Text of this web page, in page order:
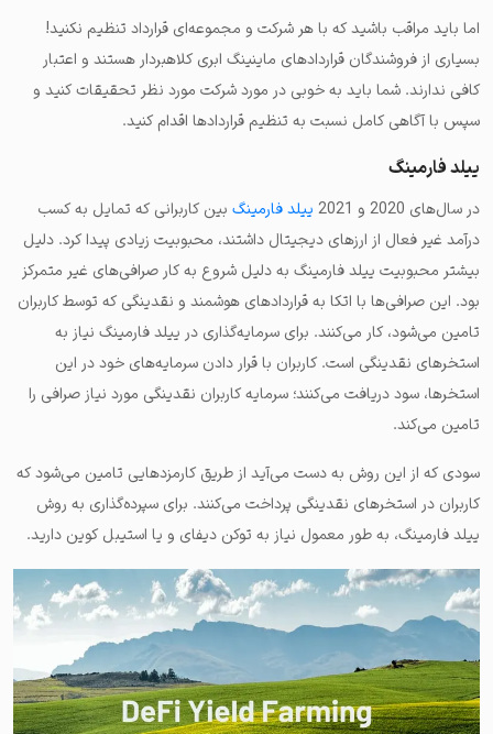
اما باید مراقب باشید که با هر شرکت و مجموعه‌ای قرارداد تنظیم نکنید!
بسیاری از فروشندگان قراردادهای ماینینگ ابری کلاهبردار هستند و اعتبار
کافی ندارند. شما باید به خوبی در مورد شرکت مورد نظر تحقیقات کنید و
سپس با آگاهی کامل نسبت به تنظیم قراردادها اقدام کنید.
ییلد فارمینگ
در سال‌های 2020 و 2021 ییلد فارمینگ بین کاربرانی که تمایل به کسب
درآمد غیر فعال از ارزهای دیجیتال داشتند، محبوبیت زیادی پیدا کرد. دلیل
بیشتر محبوبیت ییلد فارمینگ به دلیل شروع به کار صرافی‌های غیر متمرکز
بود. این صرافی‌ها با اتکا به قراردادهای هوشمند و نقدینگی که توسط کاربران
تامین می‌شود، کار می‌کنند. برای سرمایه‌گذاری در ییلد فارمینگ نیاز به
استخرهای نقدینگی است. کاربران با قرار دادن سرمایه‌های خود در این
استخرها، سود دریافت می‌کنند؛ سرمایه کاربران نقدینگی مورد نیاز صرافی را
تامین می‌کند.
سودی که از این روش به دست می‌آید از طریق کارمزدهایی تامین می‌شود که
کاربران در استخرهای نقدینگی پرداخت می‌کنند. برای سپرده‌گذاری به روش
ییلد فارمینگ، به طور معمول نیاز به توکن دیفای و یا استیبل کوین دارید.